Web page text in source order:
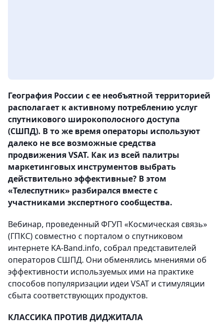
География России с ее необъятной территорией
располагает к активному потреблению услуг
спутникового широкополосного доступа
(СШПД). В то же время операторы используют
далеко не все возможные средства
продвижения VSAT. Как из всей палитры
маркетинговых инструментов выбрать
действительно эффективные? В этом
«Телеспутник» разбирался вместе с
участниками экспертного сообщества.
Вебинар, проведенный ФГУП «Космическая связь»
(ГПКС) совместно с порталом о спутниковом
интернете KA-Band.info, собрал представителей
операторов СШПД. Они обменялись мнениями об
эффективности используемых ими на практике
способов популяризации идеи VSAT и стимуляции
сбыта соответствующих продуктов.
КЛАССИКА ПРОТИВ ДИДЖИТАЛА